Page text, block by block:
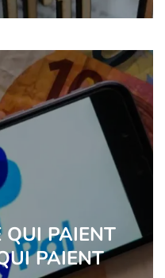
QUI PAIENT
PAIENT